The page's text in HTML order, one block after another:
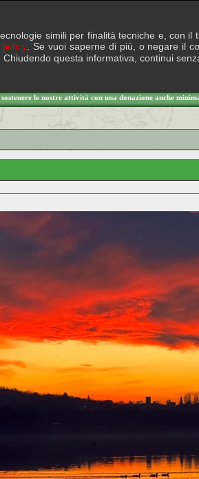
le nostre attività con una donazione anche
simili per finalità tecniche e, con
policy . Se vuoi saperne di più, o negare il
questa informativa, continui